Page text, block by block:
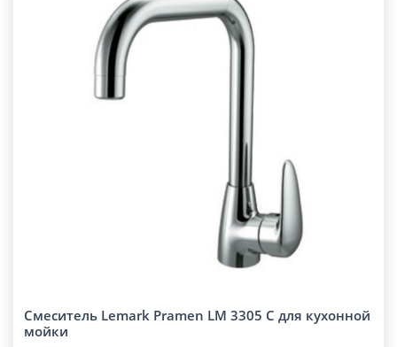
Смеситель Lemark Pramen LM 3305 C для кухонной
мойки